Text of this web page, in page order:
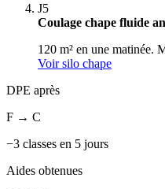
J5
Coulage chape fluide
120 m² en une matinée.
Voir silo chape
DPE après
F → C
−3 classes en 5 jours
Aides obtenues